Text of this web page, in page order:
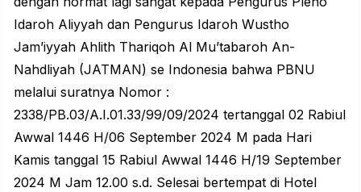
Idaroh Aliyyah dan Pengurus Idaroh Wustho
Jam’iyyah Ahlith Thariqoh Al Mu’tabaroh An-
Nahdliyah (JATMAN) se Indonesia bahwa PBNU
melalui suratnya Nomor :
2338/PB.03/A.I.01.33/99/09/2024 tertanggal 02 Rabiul
Awwal 1446 H/06 September 2024 M pada Hari
Kamis tanggal 15 Rabiul Awwal 1446 H/19 September
2024 M Jam 12.00 s.d. Selesai bertempat di Hotel